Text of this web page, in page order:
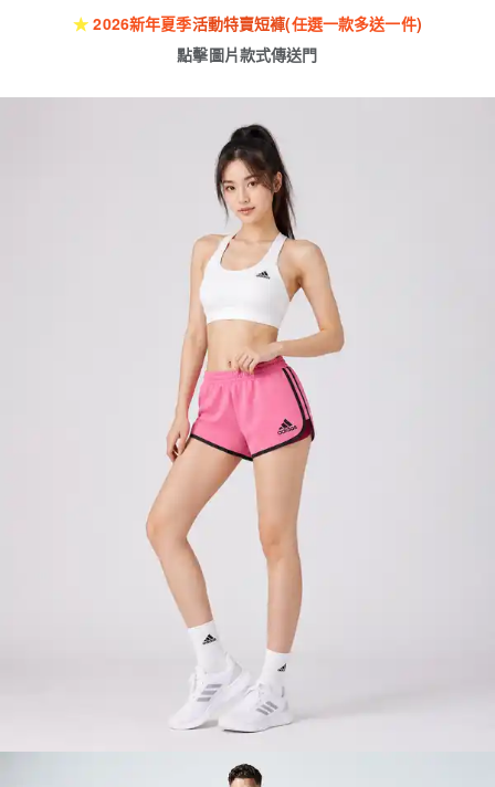
★ 2026新年夏季活動特賣短褲(任選一款多送一件)
點擊圖片款式傳送門